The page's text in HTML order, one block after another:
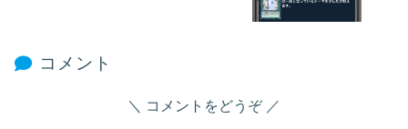
コメント
コメントをどうぞ